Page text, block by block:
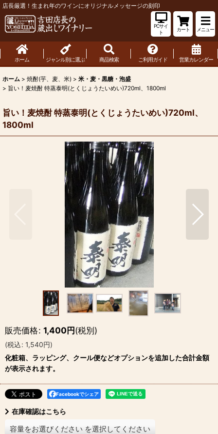
店長厳選！生まれ年のワインにオリジナルメッセージの刻印
PCサイ
ト
カート メニュー
ホーム ジャンル別に選ぶ 商品検索 ご利用ガイド 営業カレンダー
ホーム > 焼酎(芋、麦、米) > 米・麦・黒糖・泡盛
> 旨い！麦焼酎 特蒸泰明(とくじょうたいめい)720ml、1800ml
旨い！麦焼酎 特蒸泰明(とくじょうたいめい)720ml、
1800ml
販売価格: 1,400円(税別)
(税込: 1,540円)
化粧箱、ラッピング、クール便などオプションを追加した合計金額
が表示されます。
Facebookでシェア
在庫確認はこちら
容量をお選びください を選択してください